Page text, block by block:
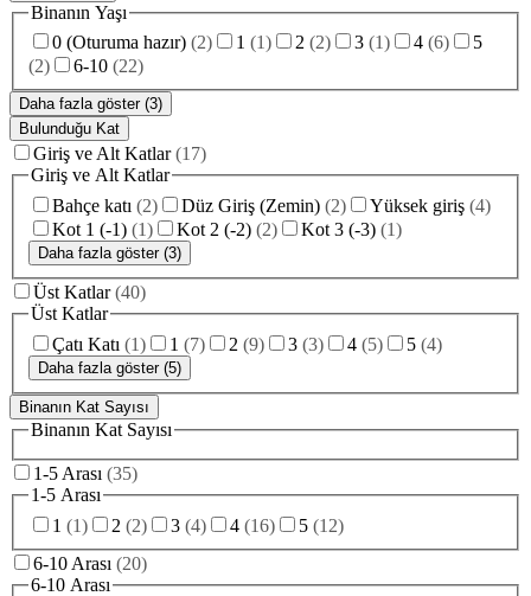
Binanın Yaşı
0 (Oturuma hazır) (2) 1 (1) 2 (2) 3 (1) 4 (6)
5
(2) 6-10 (22)
Daha fazla göster (3)
Bulunduğu Kat
Giriş ve Alt Katlar (17)
Giriş ve Alt Katlar
Bahçe katı (2) Düz Giriş (Zemin) (2) Yüksek giriş (4)
Kot 1 (-1) (1) Kot 2 (-2) (2) Kot 3 (-3) (1)
Daha fazla göster (3)
Üst Katlar (40)
Üst Katlar
Çatı Katı (1) 1 (7) 2 (9) 3 (3) 4 (5) 5 (4)
Daha fazla göster (5)
Binanın Kat Sayısı
Binanın Kat Sayısı
1-5 Arası (35)
1-5 Arası
1 (1) 2 (2) 3 (4) 4 (16) 5 (12)
6-10 Arası (20)
6-10 Arası